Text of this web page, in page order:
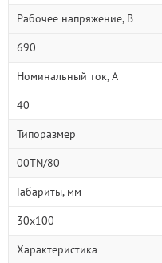
Рабочее напряжение, В
690
Номинальный ток, А
40
Типоразмер
00TN/80
Габариты, мм
30x100
Характеристика